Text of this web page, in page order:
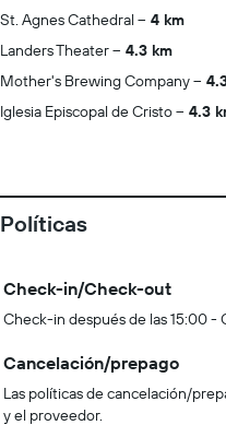
St. Agnes Cathedral
4 km
Landers Theater
4.3 km
Mother's Brewing Company
Iglesia Episcopal de Cristo
4.3
Políticas
Check-in/Check-out
Check-in después de las 15:00 -
Cancelación/prepago
Las políticas de cancelación/
y el proveedor.